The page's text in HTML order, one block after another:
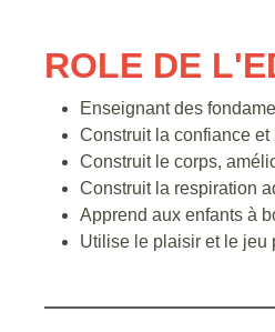
ROLE DE
Enseignant des
Construit la confiance
Construit le corps,
Construit la respiration
Apprend aux enfants à
Utilise le plaisir et le jeu